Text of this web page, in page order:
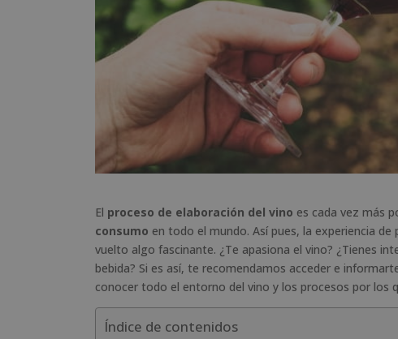
El proceso de elaboración del vino es cada vez más
consumo en todo el mundo. Así pues, la experiencia
vuelto algo fascinante. ¿Te apasiona el vino? ¿Tienes
bebida? Si es así, te recomendamos acceder e
conocer todo el entorno del vino y los procesos por los
Índice de contenidos